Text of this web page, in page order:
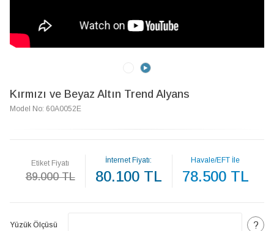
Kırmızı ve Beyaz Altın Trend Alyans
Model No: 60A0052E
Etiket Fiyatı
89.000 TL
İnternet Fiyatı:
80.100 TL
Havale/EFT İle
78.500 TL
Yüzük Ölçüsü ?